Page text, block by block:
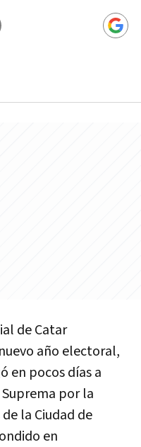
de Catar
año electoral,
en pocos días a
por la
la Ciudad de
en